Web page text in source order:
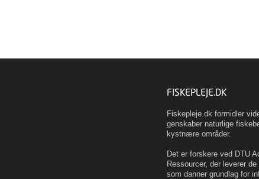
FISKEPLEJE.DK
Fiskepleje.dk formidler
genskaber naturlige
kystnære områder.
Det er forskere ved DTU
Ressourcer, der leverer
som danner grundlag for